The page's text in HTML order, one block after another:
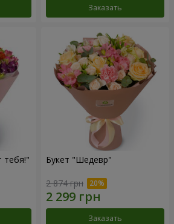
Заказать
тебя!" Букет "Шедевр"
2 874 грн
Заказать